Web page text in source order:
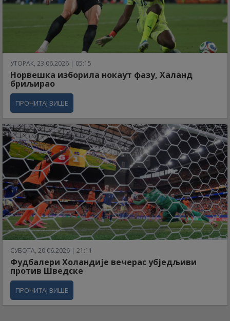
УТОРАК, 23.06.2026 | 05:15
Норвешка изборила нокаут фазу, Халанд
бриљирао
ПРОЧИТАЈ ВИШЕ
СУБОТА, 20.06.2026 | 21:11
Фудбалери Холандије вечерас убједљиви
против Шведске
ПРОЧИТАЈ ВИШЕ